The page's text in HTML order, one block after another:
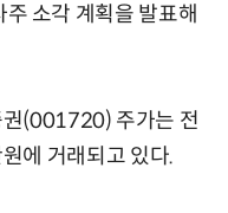
소각 계획을 발표해
(001720) 주가는 전
에 거래되고 있다.